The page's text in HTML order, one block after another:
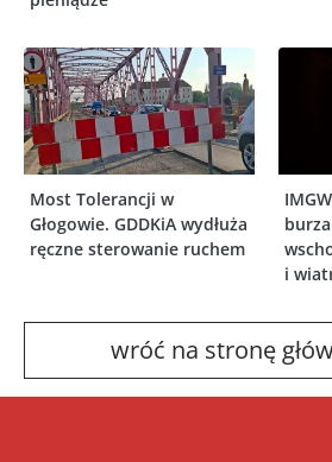
Most Tolerancji w
Głogowie. GDDKiA wydłuża
ręczne sterowanie ruchem
i
wróć na stronę